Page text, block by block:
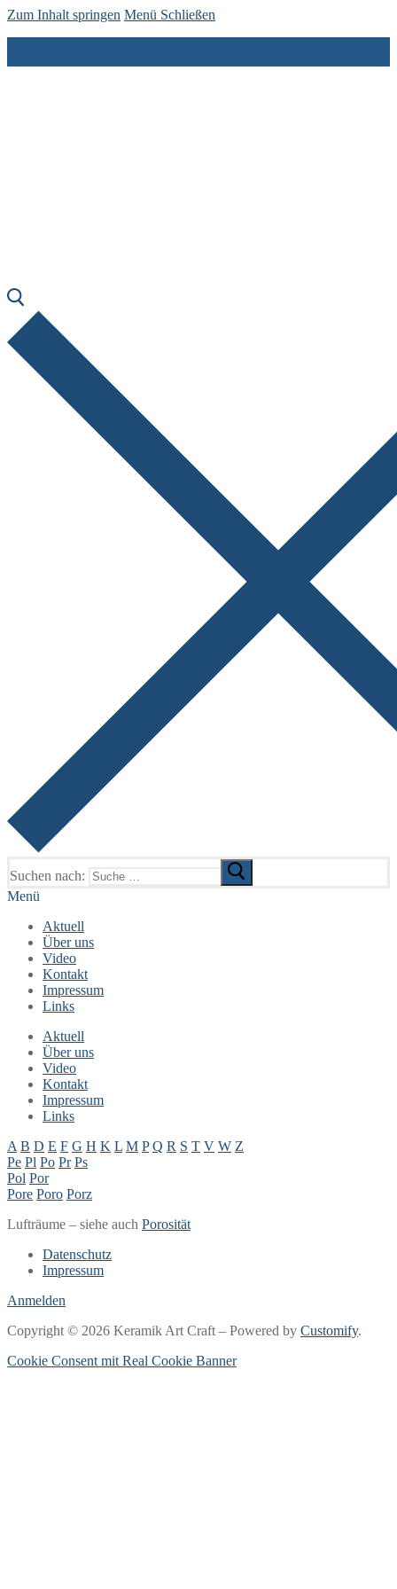
Zum Inhalt springen Menü Schließen
Suchen nach:
Menü
Aktuell
Über uns
Video
Kontakt
Impressum
Links
Aktuell
Über uns
Video
Kontakt
Impressum
Links
A B D E F G H K L M P Q R S T V W Z
Pe Pl Po Pr Ps
Pol Por
Pore Poro Porz
Lufträume – siehe auch Porosität
Datenschutz
Impressum
Anmelden
Copyright © 2026 Keramik Art Craft – Powered by Customify.
Cookie Consent mit Real Cookie Banner